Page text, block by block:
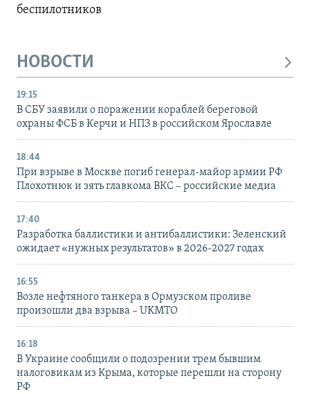
беспилотников
НОВОСТИ
19:15
В СБУ заявили о поражении кораблей береговой
охраны ФСБ в Керчи и НПЗ в российском Ярославле
18:44
При взрыве в Москве погиб генерал-майор армии РФ
Плохотнюк и зять главкома ВКС – российские медиа
17:40
Разработка баллистики и антибаллистики: Зеленский
ожидает «нужных результатов» в 2026-2027 годах
16:55
Возле нефтяного танкера в Ормузском проливе
произошли два взрыва – UKMTO
16:18
В Украине сообщили о подозрении трем бывшим
налоговикам из Крыма, которые перешли на сторону
РФ